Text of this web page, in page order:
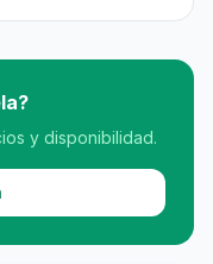
y disponibilidad.